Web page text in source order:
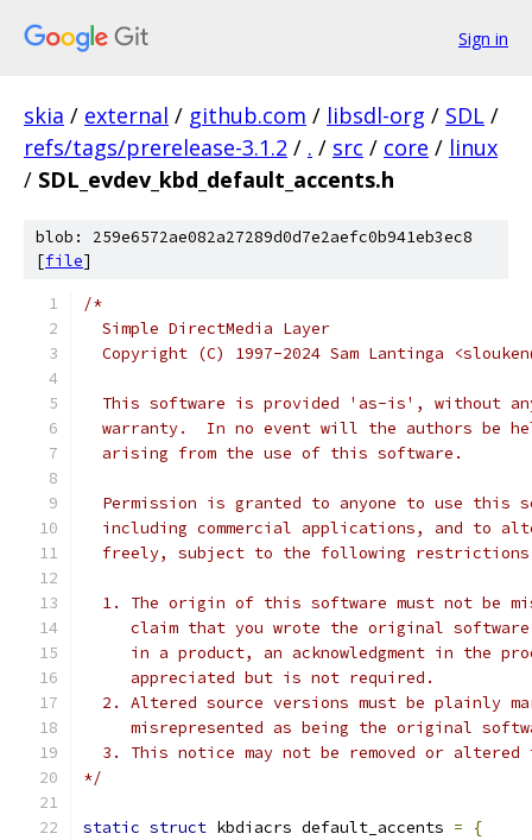
Sign in
skia / external / github.com / libsdl-org / SDL /
refs/tags/prerelease-3.1.2 / . / src / core / linux
/ SDL_evdev_kbd_default_accents.h
blob: 259e6572ae082a27289d0d7e2aefc0b941eb3ec8
[file]
/*
  Simple DirectMedia Layer
Copyright (C) 1997-2024 Sam Lantinga
This software is provided 'as-is', without
warranty.  In no event will the authors be
  arising from the use of this software.
Permission is granted to anyone to use this
including commercial applications, and to
freely, subject to the following
1. The origin of this software must not be
claim that you wrote the original
in a product, an acknowledgment in the
     appreciated but is not required.
2. Altered source versions must be plainly
misrepresented as being the original
3. This notice may not be removed or altered
*/
static struct kbdiacrs default_accents =
{